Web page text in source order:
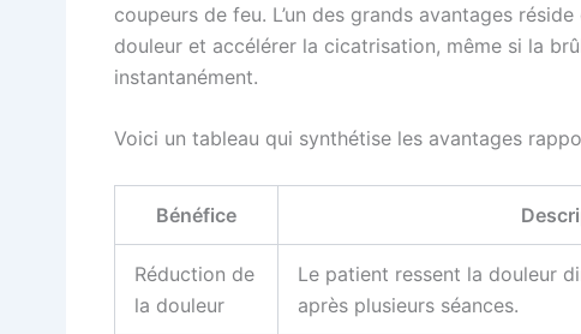
coupeurs de feu. L’un des grands avantages
douleur et accélérer la cicatrisation, même si la
instantanément.
Voici un tableau qui synthétise les avantages
Bénéfice
Réduction de
la douleur
Le patient ressent la douleur
après plusieurs séances.